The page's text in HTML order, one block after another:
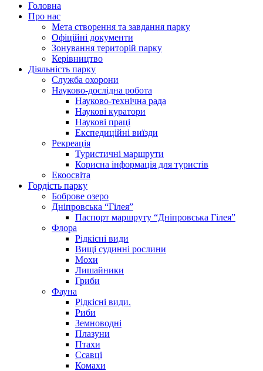
Головна
Про нас
Мета створення та завдання парку
Офіційні документи
Зонування територій парку
Керівництво
Діяльність парку
Служба охорони
Науково-дослідна робота
Науково-технічна рада
Наукові куратори
Наукові праці
Експедиційні виїзди
Рекреація
Туристичні маршрути
Корисна інформація для туристів
Екоосвіта
Гордість парку
Боброве озеро
Дніпровська “Гілея”
Паспорт маршруту “Дніпровська Гілея”
Флора
Рідкісні види
Вищі судинні рослини
Мохи
Лишайники
Гриби
Фауна
Рідкісні види.
Риби
Земноводні
Плазуни
Птахи
Ссавці
Комахи